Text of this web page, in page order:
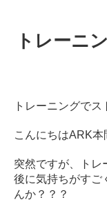
が
行
の
た
め
の
ア
ー
ク
トレーニ
トレーニングで
こんにちはARK本
突然ですが、トレ
後に気持ちがすご
んか？？？